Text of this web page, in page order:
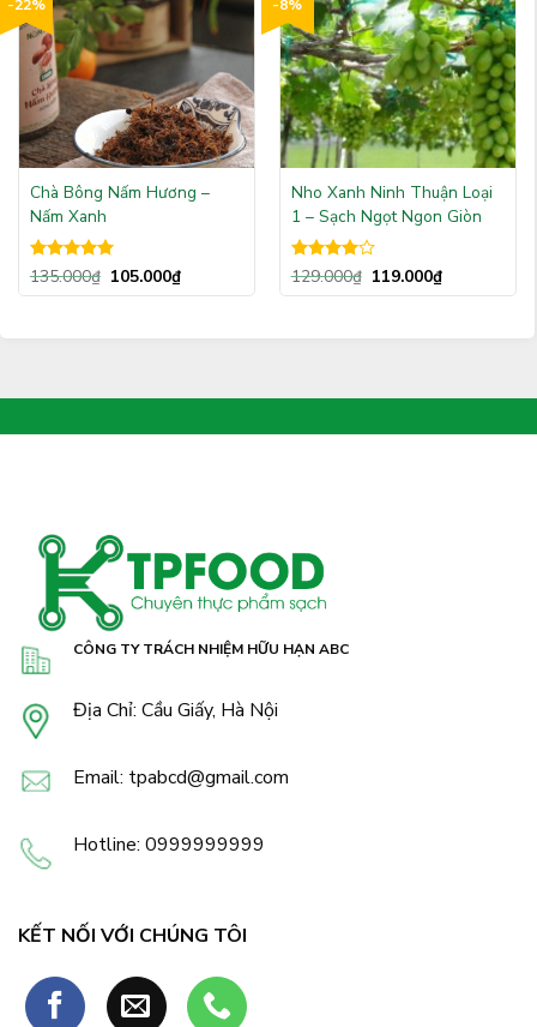
sao
-22%
Chà Bông Nấm Hương –
Nấm Xanh
Được xếp
5.00
135.000₫ 105.000₫
-8%
Nho Xanh Ninh Thuận Loại
1 – Sạch Ngọt Ngon Giòn
Được
xếp hạng
129.000₫ 119.000₫
CÔNG TY TRÁCH NHIỆM HỮU HẠN ABC
Địa Chỉ: Cầu Giấy, Hà Nội
Email: tpabcd@gmail.com
Hotline: 0999999999
KẾT NỐI VỚI CHÚNG TÔI